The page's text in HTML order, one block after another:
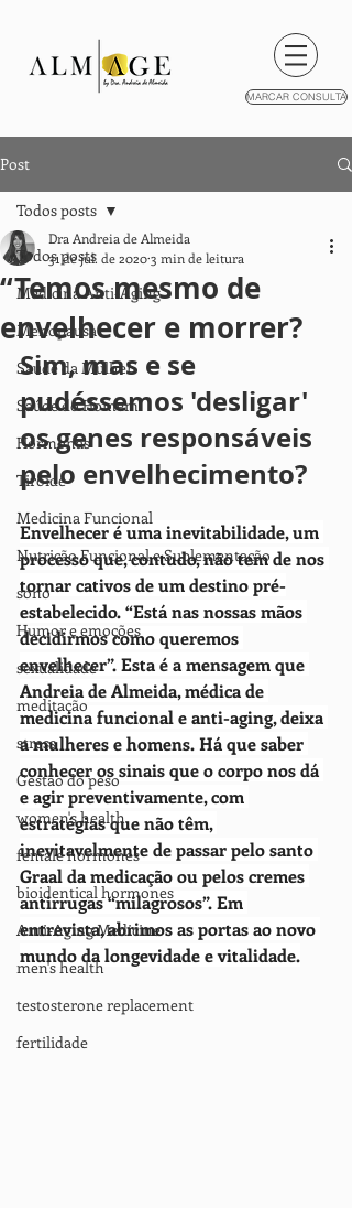
MARCAR CONSULTA
Post
Todos posts
Medicina Anti-Aging
Menopausa
Saúde da Mulher
Saúde do Homem
Hormonas
Tiróide
Medicina Funcional
Nutrição Funcional e Suplementação
sono
Humor e emoções
sexualidade
meditação
stress
Gestão do peso
women's health
female hormones
bioidentical hormones
Anti-Aging Medicine
men's health
testosterone replacement
fertilidade
Todos posts
“Temos mesmo de
envelhecer e morrer?
Dra Andreia de Almeida
31 de jul. de 20203 min de leitura
Sim, mas e se
pudéssemos 'desligar'
os genes responsáveis ​​
pelo envelhecimento?
Envelhecer é uma inevitabilidade, um
processo que, contudo, não tem de nos
tornar cativos de um destino pré-
estabelecido. “Está nas nossas mãos
decidirmos como queremos
envelhecer”. Esta é a mensagem que
Andreia de Almeida, médica de
medicina funcional e anti-aging, deixa
a mulheres e homens. Há que saber
conhecer os sinais que o corpo nos dá
e agir preventivamente, com
estratégias que não têm,
inevitavelmente de passar pelo santo
Graal da medicação ou pelos cremes
antirrugas “milagrosos”. Em
entrevista, abrimos as portas ao novo
mundo da longevidade e vitalidade.